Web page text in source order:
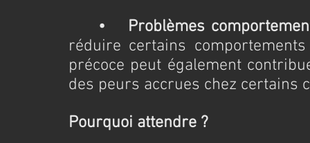
•	Problèmes
réduire certains
précoce peut également
des peurs accrues chez certains
Pourquoi attendre ?